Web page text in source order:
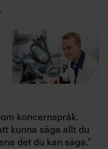
koncernspråk.
kunna säga allt du
det du kan säga.”